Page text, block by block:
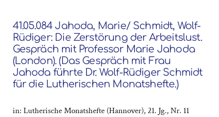
41.05.084 Jahoda, Marie/ Schmidt, Wolf-
Rüdiger: Die Zerstörung der Arbeitslust.
Gespräch mit Professor Marie Jahoda
(London). (Das Gespräch mit Frau
Jahoda führte Dr. Wolf-Rüdiger Schmidt
für die Lutherischen Monatshefte.)
in: Lutherische Monatshefte (Hannover), 21. Jg., Nr. 11